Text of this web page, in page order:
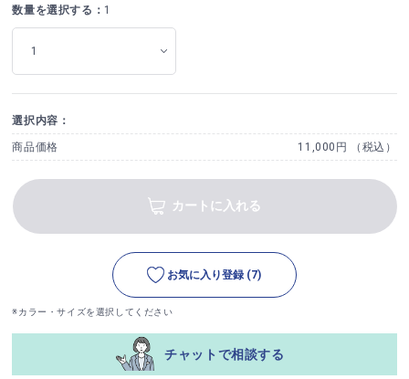
数量を選択する： 1
選択内容：
商品価格 11,000円 （税込）
カートに入れる
お気に入り登録 (7)
※カラー・サイズを選択してください
チャットで相談する